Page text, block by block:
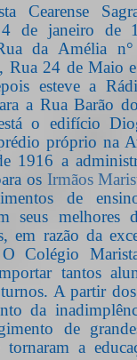
Cearense
de janeiro de
da Amélia
Rua 24 de Maio
esteve a
a Rua Barão
o edifício
próprio na
1916 a
os Irmãos
de
seus melhores
em razão da
O Colégio
tantos
A partir
da
de
tornaram a